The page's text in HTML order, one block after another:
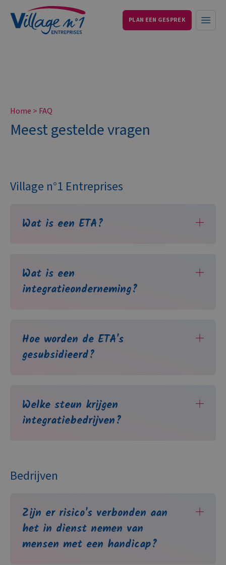
Services aux entreprises et particuliersPLAN EEN GESPREK
Home > FAQ
Meest gestelde vragen
Village n°1 Entreprises
Wat is een ETA?
Wat is een
integratieonderneming?
Hoe worden de ETA's
gesubsidieerd?
Welke steun krijgen
integratiebedrijven?
Bedrijven
Zijn er risico's verbonden aan
het in dienst nemen van
mensen met een handicap?